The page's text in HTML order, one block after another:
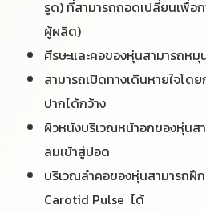
รูด) ที่สามารถถอดเปลี่ยนเพื่อ
ผู้ผลิต)
ศีรษะและคอของหุ่นสามารถหมุ
สามารถเปิดทางเดินหายใจโด
ปากได้กว้าง
ผิวหนังบริเวณหน้าอกของหุ่นส
ลมเข้าสู่ปอด
บริเวณลำคอของหุ่นสามารถฝึ
Carotid Pulse ได้